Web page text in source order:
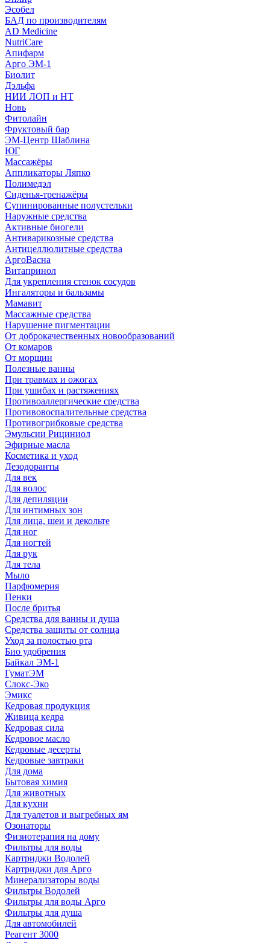
Эсобел
БАД по производителям
AD Medicine
NutriCare
Апифарм
Арго ЭМ-1
Биолит
Дэльфа
НИИ ЛОП и НТ
Новь
Фитолайн
Фруктовый бар
ЭМ-Центр Шаблина
ЮГ
Массажёры
Аппликаторы Ляпко
Полимедэл
Сиденья-тренажёры
Супинированные полустельки
Наружные средства
Активные биогели
Антиварикозные средства
Антицеллюлитные средства
АргоВасна
Витапринол
Для укрепления стенок сосудов
Ингаляторы и бальзамы
Мамавит
Массажные средства
Нарушение пигментации
От доброкачественных новообразований
От комаров
От морщин
Полезные ванны
При травмах и ожогах
При ушибах и растяжениях
Противоаллергические средства
Противовоспалительные средства
Противогрибковые средства
Эмульсии Рициниол
Эфирные масла
Косметика и уход
Дезодоранты
Для век
Для волос
Для депиляции
Для интимных зон
Для лица, шеи и декольте
Для ног
Для ногтей
Для рук
Для тела
Мыло
Парфюмерия
Пенки
После бритья
Средства для ванны и душа
Средства защиты от солнца
Уход за полостью рта
Био удобрения
Байкал ЭМ-1
ГуматЭМ
Слокс-Эко
Эмикс
Кедровая продукция
Живица кедра
Кедровая сила
Кедровое масло
Кедровые десерты
Кедровые завтраки
Для дома
Бытовая химия
Для животных
Для кухни
Для туалетов и выгребных ям
Озонаторы
Физиотерапия на дому
Фильтры для воды
Картриджи Водолей
Картриджи для Арго
Минерализаторы воды
Фильтры Водолей
Фильтры для воды Арго
Фильтры для душа
Для автомобилей
Реагент 3000